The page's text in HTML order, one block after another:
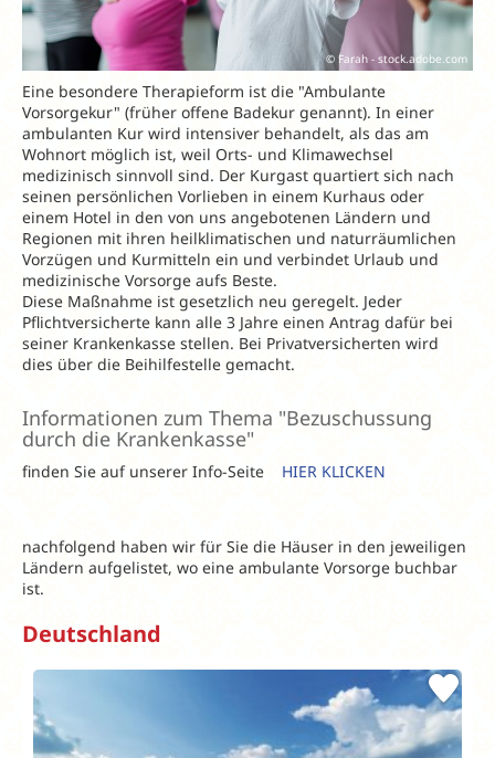
© Farah - stock.adobe.com
Eine besondere Therapieform ist die "Ambulante
Vorsorgekur" (früher offene Badekur genannt). In einer
ambulanten Kur wird intensiver behandelt, als das am
Wohnort möglich ist, weil Orts- und Klimawechsel
medizinisch sinnvoll sind. Der Kurgast quartiert sich nach
seinen persönlichen Vorlieben in einem Kurhaus oder
einem Hotel in den von uns angebotenen Ländern und
Regionen mit ihren heilklimatischen und naturräumlichen
Vorzügen und Kurmitteln ein und verbindet Urlaub und
medizinische Vorsorge aufs Beste.
Diese Maßnahme ist gesetzlich neu geregelt. Jeder
Pflichtversicherte kann alle 3 Jahre einen Antrag dafür bei
seiner Krankenkasse stellen. Bei Privatversicherten wird
dies über die Beihilfestelle gemacht.
Informationen zum Thema "Bezuschussung
durch die Krankenkasse"
finden Sie auf unserer Info-Seite HIER KLICKEN
nachfolgend haben wir für Sie die Häuser in den jeweiligen
Ländern aufgelistet, wo eine ambulante Vorsorge buchbar
ist.
Deutschland